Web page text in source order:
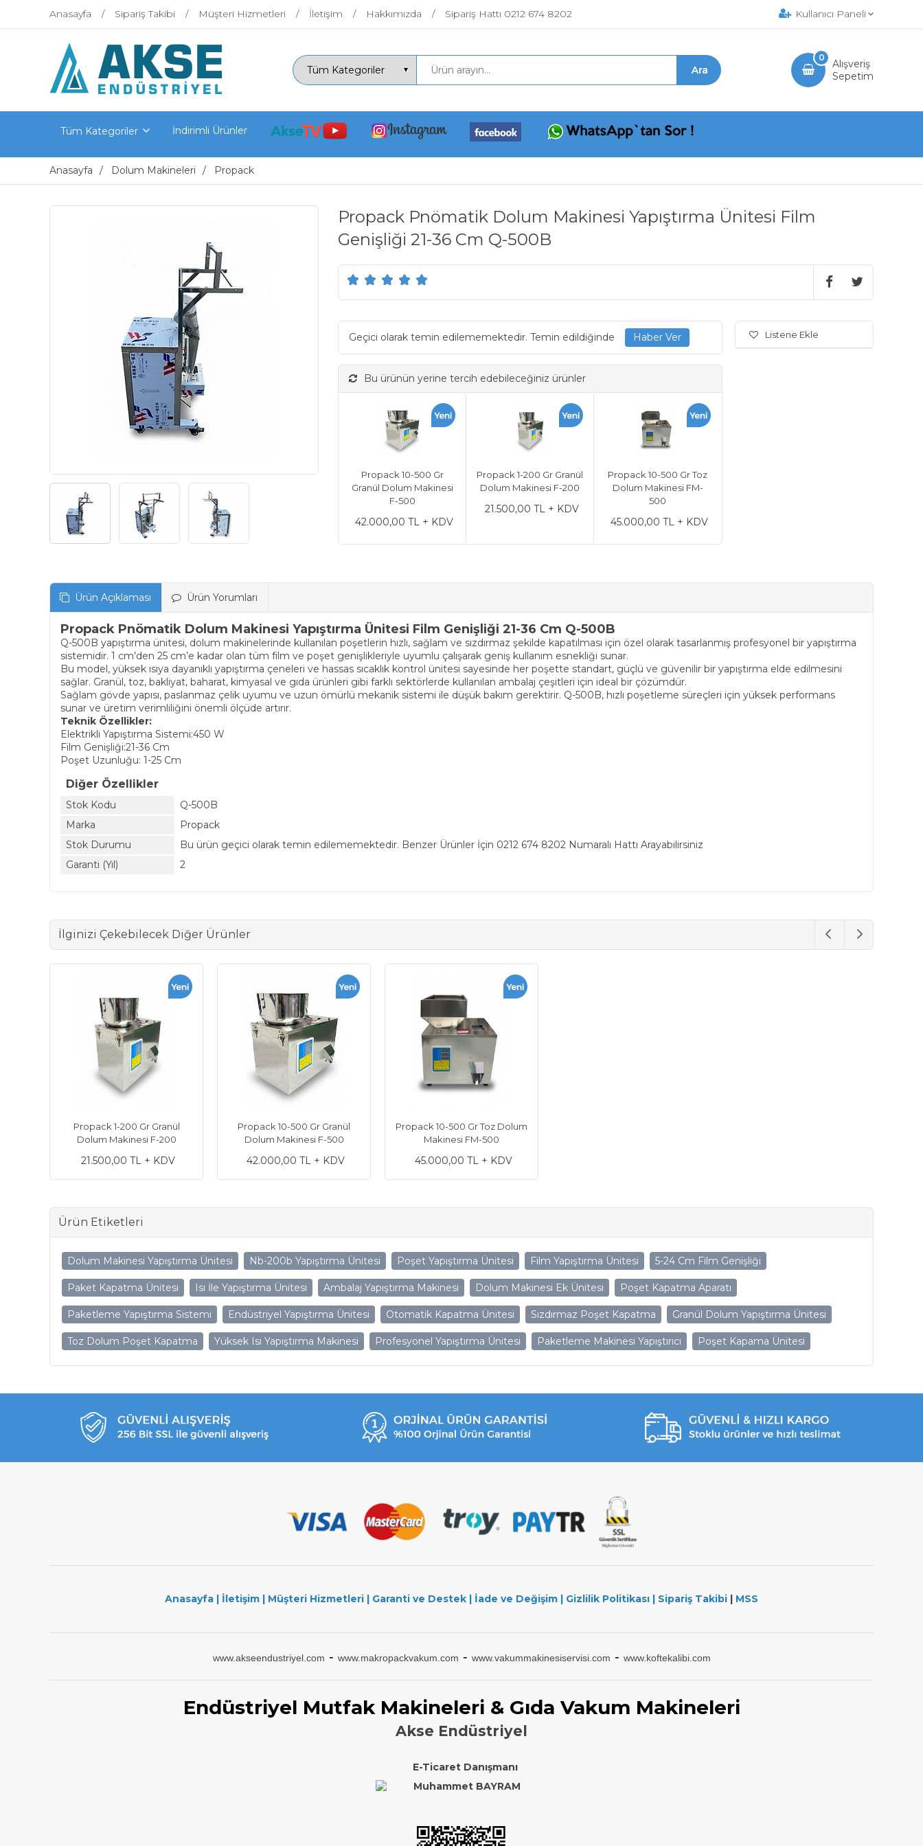
Anasayfa Sipariş Takibi Müşteri Hizmetleri İletişim Hakkımızda Sipariş Hattı 0212 674 8202 Kullanıcı Paneli
Alışveriş
Sepetim
0
Tüm Kategoriler İndirimli Ürünler
Anasayfa Dolum Makineleri Propack
Propack Pnömatik Dolum Makinesi Yapıştırma Ünitesi Film
Genişliği 21-36 Cm Q-500B
Geçici olarak temin edilememektedir. Temin edildiğinde
Bu ürünün yerine tercih edebileceğiniz ürünler
Propack 10-500 Gr
Granül Dolum Makinesi
F-500
42.000,00 TL + KDV
Propack 1-200 Gr Granül
Dolum Makinesi F-200
21.500,00 TL + KDV
Propack 10-500 Gr Toz
Dolum Makinesi FM-
500
45.000,00 TL + KDV
Listene Ekle
Ürün Açıklaması Ürün Yorumları
Propack Pnömatik Dolum Makinesi Yapıştırma Ünitesi Film Genişliği 21-36 Cm Q-500B
Q-500B yapıştırma ünitesi, dolum makinelerinde kullanılan poşetlerin hızlı, sağlam ve sızdırmaz şekilde kapatılması için özel olarak tasarlanmış profesyonel bir yapıştırma
sistemidir. 1 cm’den 25 cm’e kadar olan tüm film ve poşet genişlikleriyle uyumlu çalışarak geniş kullanım esnekliği sunar.
Bu model, yüksek ısıya dayanıklı yapıştırma çeneleri ve hassas sıcaklık kontrol ünitesi sayesinde her poşette standart, güçlü ve güvenilir bir yapıştırma elde edilmesini
sağlar. Granül, toz, bakliyat, baharat, kimyasal ve gıda ürünleri gibi farklı sektörlerde kullanılan ambalaj çeşitleri için ideal bir çözümdür.
Sağlam gövde yapısı, paslanmaz çelik uyumu ve uzun ömürlü mekanik sistemi ile düşük bakım gerektirir. Q-500B, hızlı poşetleme süreçleri için yüksek performans
sunar ve üretim verimliliğini önemli ölçüde artırır.
Teknik Özellikler:
Elektrikli Yapıştırma Sistemi:450 W
Film Genişliği:21-36 Cm
Poşet Uzunluğu: 1-25 Cm
Diğer Özellikler
Stok Kodu
Q-500B
Marka
Propack
Stok Durumu
Bu ürün geçici olarak temin edilememektedir. Benzer Ürünler İçin 0212 674 8202 Numaralı Hattı Arayabilirsiniz
Garanti (Yıl)
2
İlginizi Çekebilecek Diğer Ürünler
Propack 1-200 Gr Granül
Dolum Makinesi F-200
21.500,00 TL + KDV
Propack 10-500 Gr Granül
Dolum Makinesi F-500
42.000,00 TL + KDV
Propack 10-500 Gr Toz Dolum
Makinesi FM-500
45.000,00 TL + KDV
Ürün Etiketleri
Dolum Makinesi Yapıştırma Ünitesi Nb-200b Yapıştırma Ünitesi Poşet Yapıştırma Ünitesi Film Yapıştırma Ünitesi 5-24 Cm Film Genişliği
Paket Kapatma Ünitesi Isı İle Yapıştırma Ünitesi Ambalaj Yapıştırma Makinesi Dolum Makinesi Ek Ünitesi Poşet Kapatma Aparatı
Paketleme Yapıştırma Sistemi Endüstriyel Yapıştırma Ünitesi Otomatik Kapatma Ünitesi Sızdırmaz Poşet Kapatma Granül Dolum Yapıştırma Ünitesi
Toz Dolum Poşet Kapatma Yüksek Isı Yapıştırma Makinesi Profesyonel Yapıştırma Ünitesi Paketleme Makinesi Yapıştırıcı Poşet Kapama Ünitesi
Anasayfa | İletişim | Müşteri Hizmetleri | Garanti ve Destek | İade ve Değişim | Gizlilik Politikası | Sipariş Takibi | MSS
www.akseendustriyel.com - www.makropackvakum.com - www.vakummakinesiservisi.com - www.koftekalibi.com
Endüstriyel Mutfak Makineleri & Gıda Vakum Makineleri
Akse Endüstriyel
E-Ticaret Danışmanı